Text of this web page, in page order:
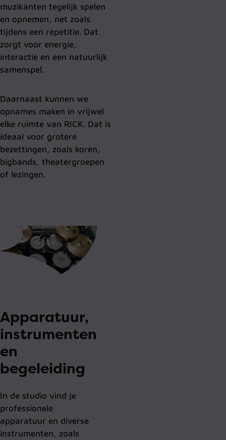
muzikanten tegelijk spelen
en opnemen, net zoals
tijdens een repetitie. Dat
zorgt voor energie,
interactie en een natuurlijk
samenspel.
Daarnaast kunnen we
opnames maken in vrijwel
elke ruimte van RICK. Dat is
ideaal voor grotere
bezettingen, zoals koren,
bigbands, theatergroepen
of lezingen.
Apparatuur,
instrumenten
en
begeleiding
In de studio vind je
professionele
apparatuur en diverse
instrumenten, zoals